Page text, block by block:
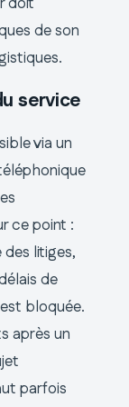
de son
service
via un
ce point :
litiges,
de
bloquée.
après un
parfois